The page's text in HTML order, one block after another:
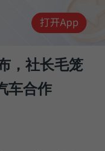
，社长毛笼
车合作